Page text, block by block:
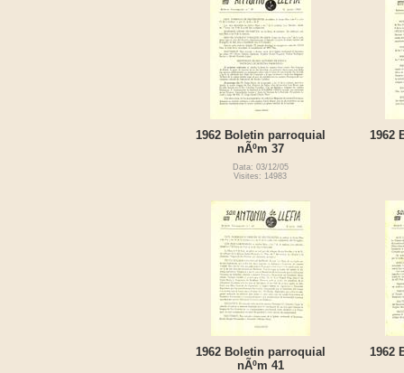
1962 Boletin parroquial
nÃºm 37
Data: 03/12/05
Visites: 14983
1962
1962 Boletin parroquial
nÃºm 41
1962